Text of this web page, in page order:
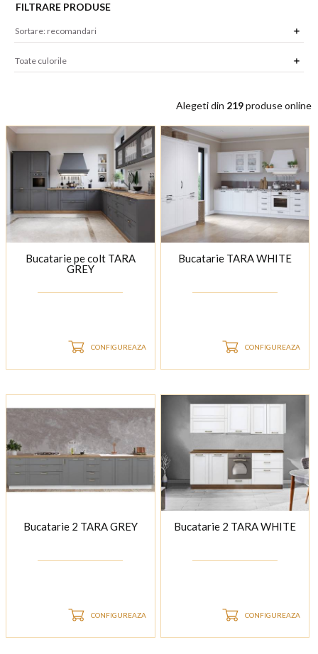
FILTRARE PRODUSE
Alegeti din 219produse online
Bucatarie pe colt TARA
GREY
CONFIGUREAZA
Bucatarie TARA WHITE
CONFIGUREAZA
Bucatarie 2 TARA GREY
CONFIGUREAZA
Bucatarie 2 TARA WHITE
CONFIGUREAZA